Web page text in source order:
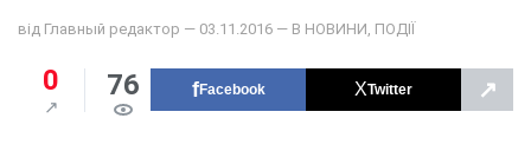
від Главный редактор — 03.11.2016 — В НОВИНИ ПОДІЇ
0 76 Facebook Twitter ↗